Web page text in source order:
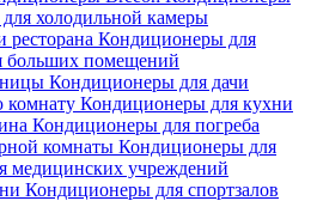
холодильной камеры
Кондиционеры для
больших помещений
Кондиционеры для дачи
комнату Кондиционеры для кухни
Кондиционеры для погреба
комнаты Кондиционеры для
медицинских учреждений
Кондиционеры для спортзалов